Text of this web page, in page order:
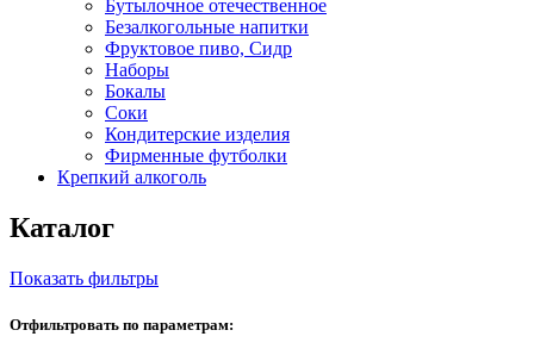
Бутылочное отечественное
Безалкогольные напитки
Фруктовое пиво, Сидр
Наборы
Бокалы
Соки
Кондитерские изделия
Фирменные футболки
Крепкий алкоголь
Каталог
Показать фильтры
Отфильтровать по параметрам: